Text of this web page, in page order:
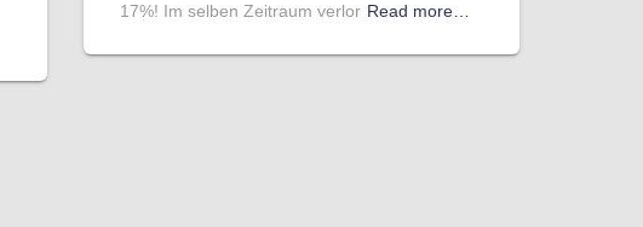
17%! Im selben Zeitraum verlor Read more…